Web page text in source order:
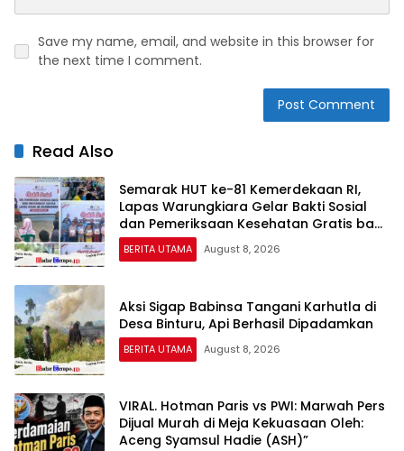
Save my name, email, and website in this browser for
the next time I comment.
Read Also
Semarak HUT ke-81 Kemerdekaan RI,
Lapas Warungkiara Gelar Bakti Sosial
dan Pemeriksaan Kesehatan Gratis bagi
Masyarakat
BERITA UTAMA August 8, 2026
Aksi Sigap Babinsa Tangani Karhutla di
Desa Binturu, Api Berhasil Dipadamkan
BERITA UTAMA August 8, 2026
VIRAL. Hotman Paris vs PWI: Marwah Pers
Dijual Murah di Meja Kekuasaan Oleh:
Aceng Syamsul Hadie (ASH)”